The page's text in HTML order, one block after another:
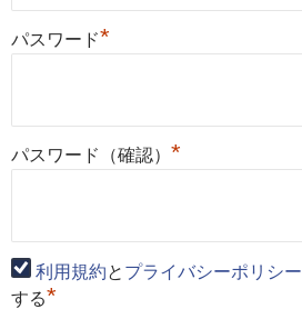
パスワード*
パスワード（確認） *
利用規約と プライバシーポリシー
する*